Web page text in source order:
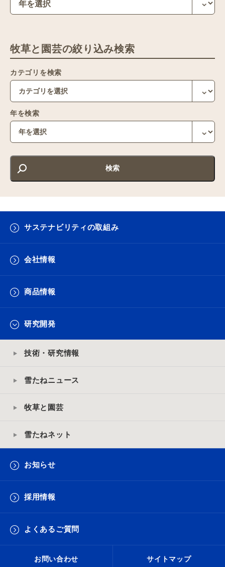
牧草と園芸の絞り込み検索
カテゴリを検索
年を検索
サステナビリティの取組み
会社情報
商品情報
研究開発
技術・研究情報
雪たねニュース
牧草と園芸
雪たねネット
お知らせ
採用情報
よくあるご質問
お問い合わせ サイトマップ